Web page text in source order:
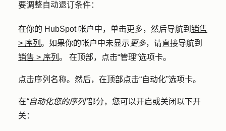
要调整自动退订条件：
在你的 HubSpot 帐户中，单击更多，然后导航到 销售
> 序列 。如果你的帐户中未显示 更多，请直接导航到
销售 > 序列 。 在顶部，点击“管理”选项卡。
点击序列 名称。然后，在顶部点击“自动化”选项卡。
在“自动化您的序列”部分，您可以开启或关闭以下开
关：